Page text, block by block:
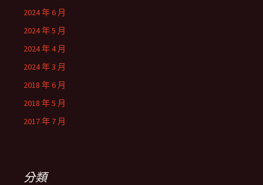
2024 年 6 月
2024 年 5 月
2024 年 4 月
2024 年 3 月
2018 年 6 月
2018 年 5 月
2017 年 7 月
分類